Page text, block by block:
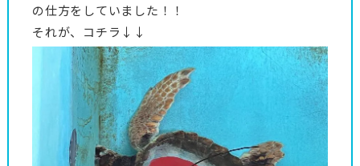
の仕方をしていました！！
それが、コチラ↓↓